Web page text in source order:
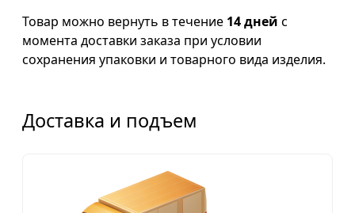
Товар можно вернуть в течение 14 дней с
момента доставки заказа при условии
сохранения упаковки и товарного вида изделия.
Доставка и подъем